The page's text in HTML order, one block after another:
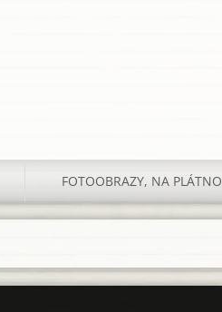
FOTOOBRAZY, NA PLÁTNO